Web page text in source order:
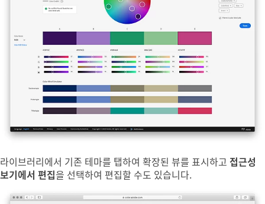
라이브러리에서 기존 테마를 탭하여 확장된 뷰를 표시하고 접근성
보기에서 편집을 선택하여 편집할 수도 있습니다.